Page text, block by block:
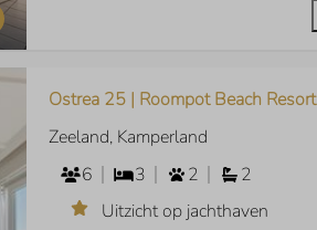
Ostrea 25 | Roompot Beach Resort
Zeeland, Kamperland
6
3 2
2
Uitzicht op jachthaven